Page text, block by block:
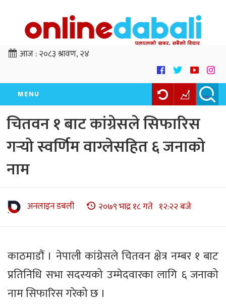
आज :२०८३ श्रावण, २४
MENU
चितवन १ बाट कांग्रेसले सिफारिस
गर्‍यो स्वर्णिम वाग्लेसहित ६ जनाको
नाम
अनलाइन डबली २०७९ भाद्र १८ गते १२:२२ बजे
काठमाडौं । नेपाली कांग्रेसले चितवन क्षेत्र नम्बर १ बाट
प्रतिनिधि सभा सदस्यको उम्मेदवारका लागि ६ जनाको
नाम सिफारिस गरेको छ ।